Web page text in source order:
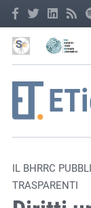
IL BHRRC
TRASPARENTI